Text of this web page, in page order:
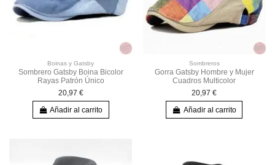
Boinas y Gatsby
Sombrero Gatsby Boina Bicolor
Rayas Patrón Único
20,97 €
Añadir al carrito
Sombreros
Gorra Gatsby Hombre y Mujer
Cuadros Multicolor
20,97 €
Añadir al carrito